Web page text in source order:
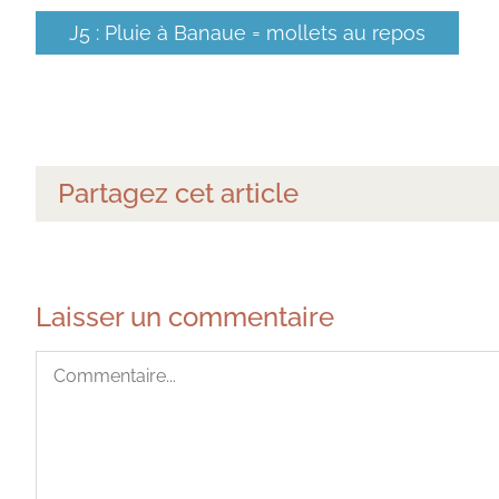
J5 : Pluie à Banaue = mollets au repos
Partagez cet article
Laisser un commentaire